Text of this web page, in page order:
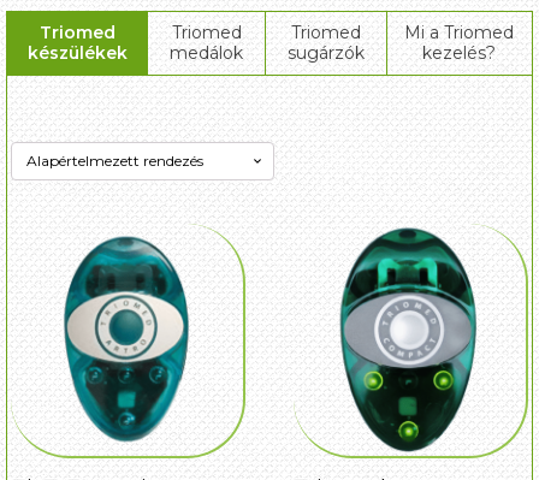
Triomed
készülékek
Triomed
medálok
Triomed
sugárzók
Mi a Triomed
kezelés?